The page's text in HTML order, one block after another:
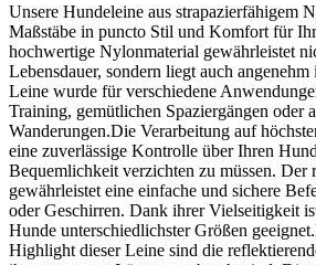
Unsere Hundeleine aus strapazierfähigem
Maßstäbe in puncto Stil und Komfort für
hochwertige Nylonmaterial gewährleistet
Lebensdauer, sondern liegt auch
Leine wurde für verschiedene
Training, gemütlichen Spaziergängen oder
Wanderungen.Die Verarbeitung auf
eine zuverlässige Kontrolle über Ihren
Bequemlichkeit verzichten zu müssen. Der
gewährleistet eine einfache und sichere
oder Geschirren. Dank ihrer Vielseitigkeit
Hunde unterschiedlichster Größen
Highlight dieser Leine sind die